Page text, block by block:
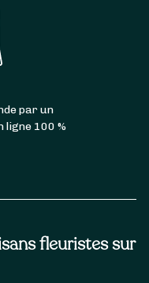
fleuristes sur
par un
ligne 100 %